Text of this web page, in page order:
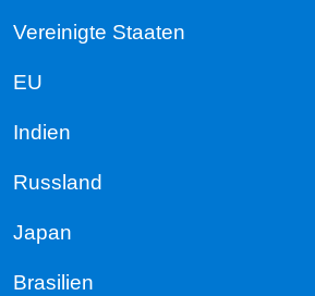
Vereinigte Staaten
EU
Indien
Russland
Japan
Brasilien